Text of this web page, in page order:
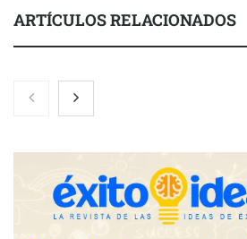
ARTÍCULOS RELACIONADOS